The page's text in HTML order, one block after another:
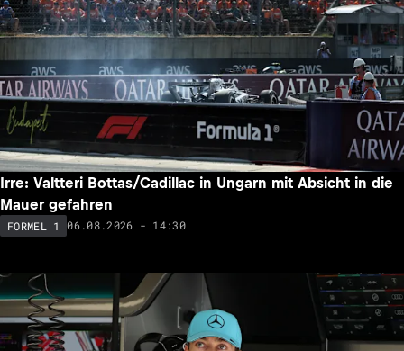
Irre: Valtteri Bottas/Cadillac in Ungarn mit Absicht in die
Mauer gefahren
FORMEL 1 06.08.2026 - 14:30